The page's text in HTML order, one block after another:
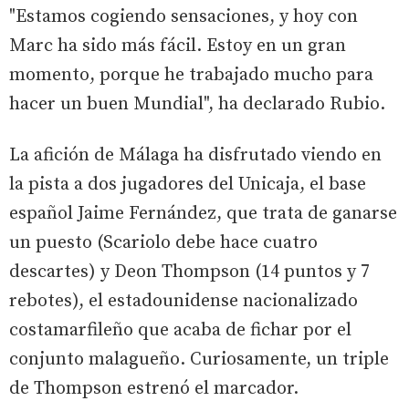
"Estamos cogiendo sensaciones, y hoy con
Marc ha sido más fácil. Estoy en un gran
momento, porque he trabajado mucho para
hacer un buen Mundial", ha declarado Rubio.
La afición de Málaga ha disfrutado viendo en
la pista a dos jugadores del Unicaja, el base
español Jaime Fernández, que trata de ganarse
un puesto (Scariolo debe hace cuatro
descartes) y Deon Thompson (14 puntos y 7
rebotes), el estadounidense nacionalizado
costamarfileño que acaba de fichar por el
conjunto malagueño. Curiosamente, un triple
de Thompson estrenó el marcador.